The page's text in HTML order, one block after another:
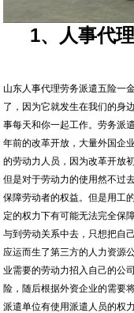
1、人事代
山东人事代理劳务派遣五险一
了，因为它就发生在我们的身
事每天和你一起工作。劳务派
年前的改革开放，大量外国企
的劳动力人员，因为改革开放
但是对于劳动力的使用然不过
保障劳动者的权益。但是用工
定的权力下有可能无法完全保
与到劳动关系中去，只想把自
应运而生了第三方的人力资源
业需要的劳动力招入自己的公
险，随后根据外资企业的需要
派遣单位有使用派遣人员的权